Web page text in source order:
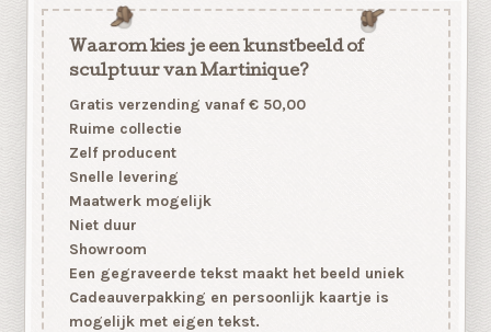
Waarom kies je een kunstbeeld of
sculptuur van Martinique?
Gratis verzending vanaf € 50,00
Ruime collectie
Zelf producent
Snelle levering
Maatwerk mogelijk
Niet duur
Showroom
Een gegraveerde tekst maakt het beeld uniek
Cadeauverpakking en persoonlijk kaartje is
mogelijk met eigen tekst.